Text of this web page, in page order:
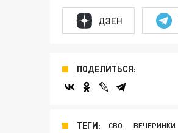
ДЗЕН
ПОДЕЛИТЬСЯ:
ТЕГИ: СВО ВЕЧЕРИНКИ